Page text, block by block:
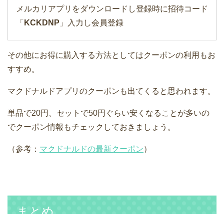
メルカリアプリをダウンロードし登録時に招待コード
「 KCKDNP 」入力し会員登録
その他にお得に購入する方法としてはクーポンの利用もお
すすめ。
マクドナルドアプリのクーポンも出てくると思われます。
単品で20円、セットで50円ぐらい安くなることが多いの
でクーポン情報もチェックしておきましょう。
（参考： マクドナルドの最新クーポン）